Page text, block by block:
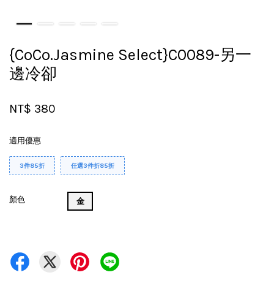
{CoCo.Jasmine Select}C0089-另一
邊冷卻
NT$ 380
適用優惠
3件85折 任選3件折85折
顏色 金